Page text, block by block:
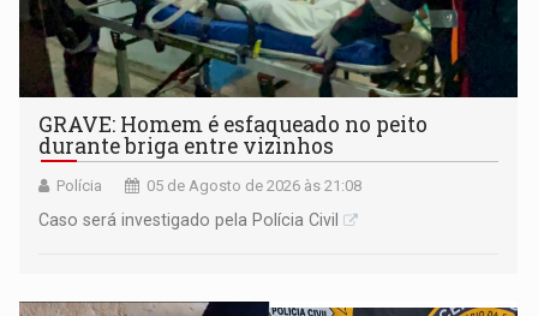
GRAVE: Homem é esfaqueado no peito
durante briga entre vizinhos
Polícia 05 de Agosto de 2026 às 21:08
Caso será investigado pela Polícia Civil